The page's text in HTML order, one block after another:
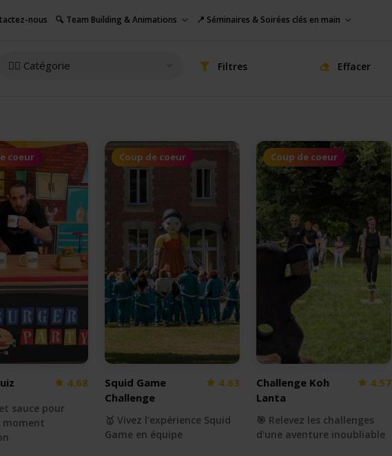
nous 🔍 Team Building & Animations 📍 Séminaires & Soirées clés en main
👇🏻 Catégorie Filtres Effacer
coeur
4.68
sauce pour
moment
Coup de coeur
Squid Game
Challenge
4.63
🥇 Vivez l'expérience Squid
Game en équipe
Coup de coeur
Challenge Koh
Lanta
4.57
🎯 Relevez les challenges
d'une aventure inoubliable